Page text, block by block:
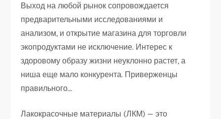
Выход на любой рынок сопровождается
предварительными исследованиями и
анализом, и открытие магазина для торговли
экопродуктами не исключение. Интерес к
здоровому образу жизни неуклонно растет, а
ниша еще мало конкурента. Приверженцы
правильного…
Лакокрасочные материалы (ЛКМ) — это